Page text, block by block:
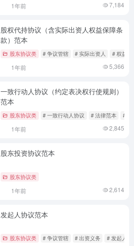
1年前 7,184
股权代持协议（含实际出资人权益保障条
款）范本
股东协议类 # 争议管辖 # 实际出资人 # 权益保
1年前 5,366
一致行动人协议（约定表决权行使规则）
范本
股东协议类 # 一致行动人协议 # 法律范本 # 表
1年前 2,845
股东投资协议范本
股东协议类
1年前 2,614
发起人协议范本
股东协议类 # 争议管辖 # 出资义务 # 发起人协